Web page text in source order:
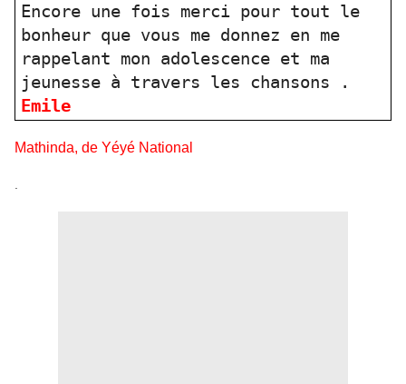
Encore une fois merci pour tout le
bonheur que vous me donnez en me
rappelant mon adolescence et ma
jeunesse à travers les chansons .
Emile
Mathinda, de Yéyé National